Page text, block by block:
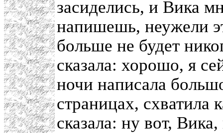
засиделись, и Вика
напишешь, неужели
больше не будет
сказала: хорошо, я
ночи написала
страницах,
сказала: ну вот,